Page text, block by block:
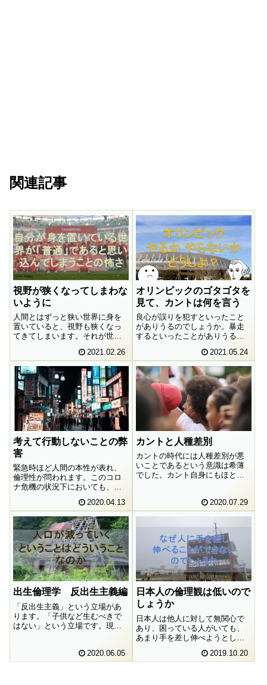
関連記事
視野が狭くなってしまわな
いように
人間とはずっと狭い世界に身を
置いていると、視野も狭くなっ
てきてしまいます。それが世間
つき、批判を浴びるということ
があります。そういったことを
避けるためにはどうしたらよい
のでしょうか。
2021.02.26
オリンピックのゴタゴタを
見て、カントは何を言う
良心が誤りを犯すといったこと
がありうるのでしょうか。暴走
するといったことがありうるの
ピック開催の是非を巡る議論に
絡めて、カントの思想を頼り
に、この問いに対峙してみたい
と思います。
2021.05.24
考えて行動しないことの弊
害
緊急時ほど人間の本性が表れ、
倫理性が問われます。このコロ
ナ危機の状況下においても、勝
が存在します。彼らはなぜその
ような行動をとってしまうので
しょうか。カントの言葉を頼り
に、その原因について考えてみ
ました。
2020.04.13
カントと人種差別
カントの時代には人種差別が悪
いことであるという意識は希薄
でした。カント自身にもほとん
して、今の私たちが学ぶことな
どあるのでしょうか。
2020.07.29
出生倫理学 反出生主義編
「反出生主義」という立場があ
ります。「子供など生むべきで
はない」という立場です。現役
ターだと思います。彼はどのよ
うな主張を展開しているのでし
2020.06.05
日本人の倫理観は低いので
しょうか
日本人は他人に対して無関心で
あり、困っている人がいても、
あまり手を差し伸べようとしな
日本人の倫理観が低いことを意
2019.10.20